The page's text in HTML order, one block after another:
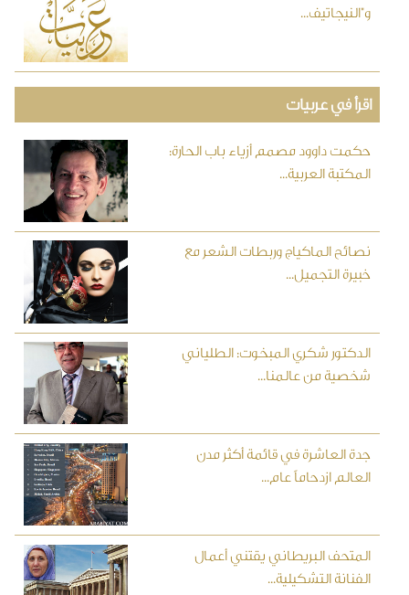
و"النيجاتيف...
اقرأ في عربيات
حكمت داوود مصمم أزياء باب الحارة:
المكتبة العربية...
نصائح الماكياج وربطات الشعر مع
خبيرة التجميل...
الدكتور شكري المبخوت: الطلياني
شخصية من عالمنا...
جدة العاشرة في قائمة أكثر مدن
العالم ازدحاماً عام...
المتحف البريطاني يقتني أعمال
الفنانة التشكيلية...